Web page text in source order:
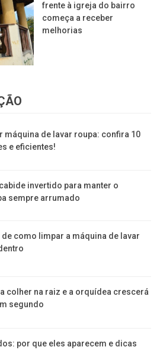
frente à igreja do bairro
começa a receber
melhorias
máquina de lavar roupa: confira 10
e eficientes!
invertido para manter o
sempre arrumado
de como limpar a máquina de lavar
colher na raiz e a orquídea crescerá
segundo
por que eles aparecem e dicas